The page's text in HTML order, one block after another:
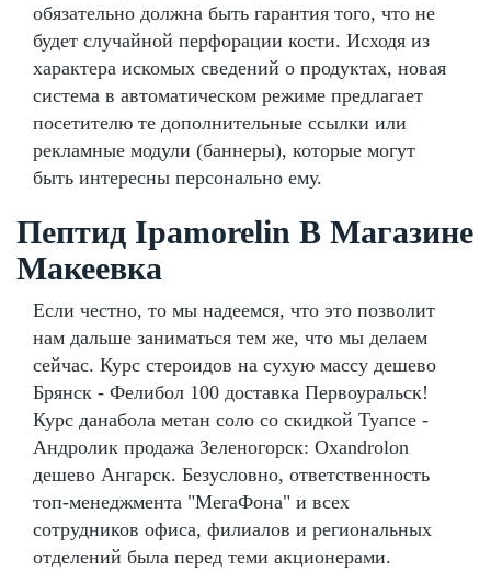
обязательно должна быть гарантия того, что не
будет случайной перфорации кости. Исходя из
характера искомых сведений о продуктах, новая
система в автоматическом режиме предлагает
посетителю те дополнительные ссылки или
рекламные модули (баннеры), которые могут
быть интересны персонально ему.
Пептид Ipamorelin В Магазине
Макеевка
Если честно, то мы надеемся, что это позволит
нам дальше заниматься тем же, что мы делаем
сейчас. Курс стероидов на сухую массу дешево
Брянск - Фелибол 100 доставка Первоуральск!
Курс данабола метан соло со скидкой Туапсе -
Андролик продажа Зеленогорск: Oxandrolon
дешево Ангарск. Безусловно, ответственность
топ-менеджмента "МегаФона" и всех
сотрудников офиса, филиалов и региональных
отделений была перед теми акционерами.